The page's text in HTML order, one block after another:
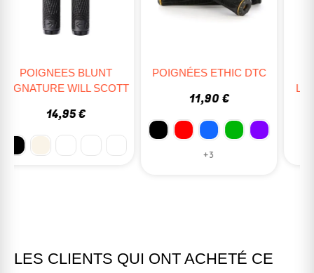
POIGNÉES ETHIC DTC
+3
POIGNEES ODI FIXIE
LES CLIENTS QUI ONT ACHETÉ CE